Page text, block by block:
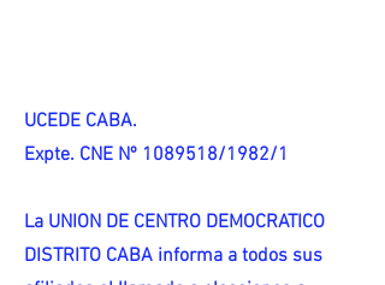
UCEDE CABA.
Expte. CNE Nº 1089518/1982/1
La UNION DE CENTRO DEMOCRATICO
DISTRITO CABA informa a todos sus